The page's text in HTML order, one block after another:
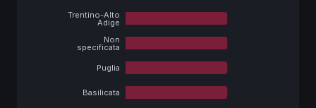
Trentino-Alto
Adige
Non
specificata
Puglia
Basilicata